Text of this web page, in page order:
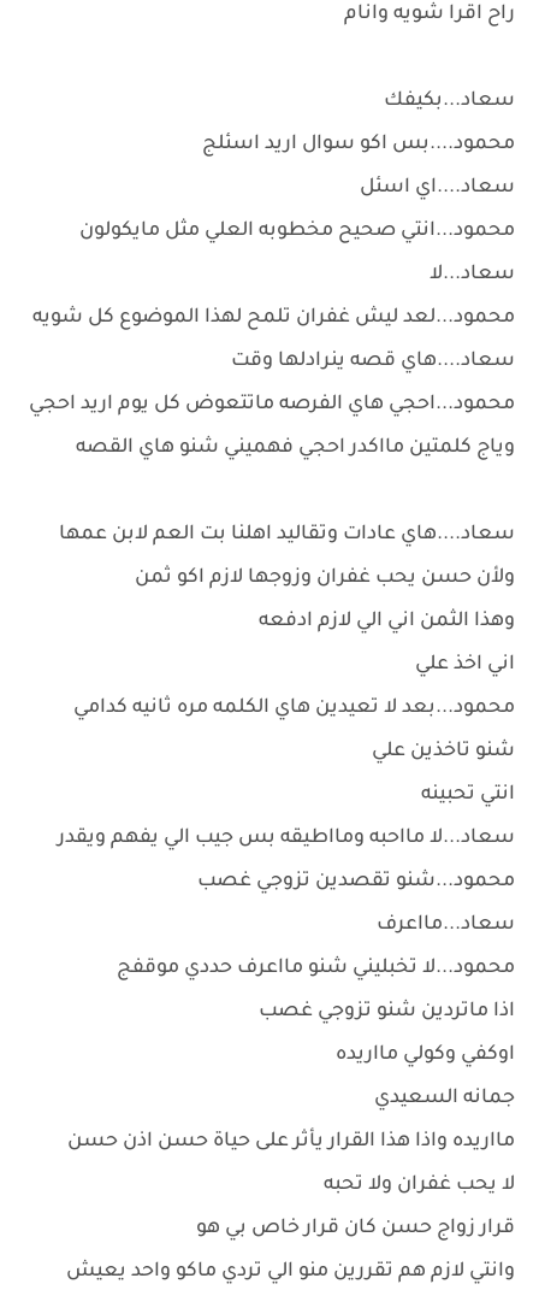
راح اقرا شويه وانام
سعاد...بكيفك
محمود....بس اكو سوال اريد اسئلج
سعاد....اي اسئل
محمود...انتي صحيح مخطوبه العلي مثل مايكولون
سعاد...لا
محمود...لعد ليش غفران تلمح لهذا الموضوع كل شويه
سعاد....هاي قصه ينرادلها وقت
محمود...احجي هاي الفرصه ماتتعوض كل يوم اريد احجي
وياج كلمتين مااكدر احجي فهميني شنو هاي القصه
سعاد....هاي عادات وتقاليد اهلنا بت العم لابن عمها
ولأن حسن يحب غفران وزوجها لازم اكو ثمن
وهذا الثمن اني الي لازم ادفعه
اني اخذ علي
محمود...بعد لا تعيدين هاي الكلمه مره ثانيه كدامي
شنو تاخذين علي
انتي تحبينه
سعاد...لا مااحبه ومااطيقه بس جيب الي يفهم ويقدر
محمود...شنو تقصدين تزوجي غصب
سعاد...مااعرف
محمود...لا تخبليني شنو مااعرف حددي موقفج
اذا ماتردين شنو تزوجي غصب
اوكفي وكولي مااريده
جمانه السعيدي
مااريده واذا هذا القرار يأثر على حياة حسن اذن حسن
لا يحب غفران ولا تحبه
قرار زواج حسن كان قرار خاص بي هو
وانتي لازم هم تقررين منو الي تردي ماكو واحد يعيش